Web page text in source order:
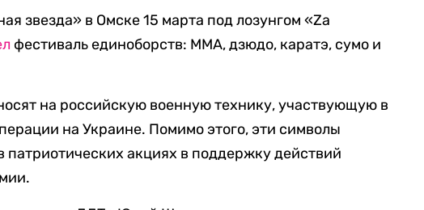
звезда» в Омске 15 марта под лозунгом «Zа
фестиваль единоборств: ММА, дзюдо, каратэ, сумо и
на российскую военную технику, участвующую в
на Украине. Помимо этого, эти символы
патриотических акциях в поддержку действий